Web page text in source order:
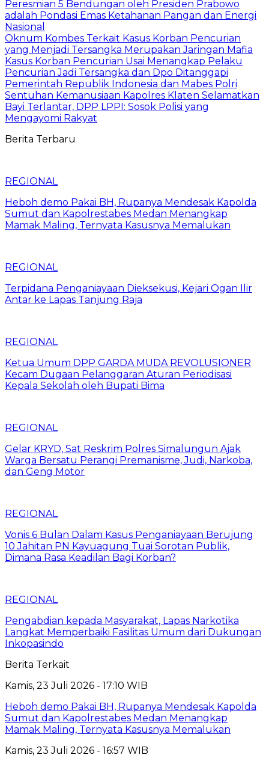
Peresmian 5 Bendungan oleh Presiden Prabowo
adalah Pondasi Emas Ketahanan Pangan dan Energi
Nasional
Oknum Kombes Terkait Kasus Korban Pencurian
yang Menjadi Tersangka Merupakan Jaringan Mafia
Kasus Korban Pencurian Usai Menangkap Pelaku
Pencurian Jadi Tersangka dan Dpo Ditanggapi
Pemerintah Republik Indonesia dan Mabes Polri
Sentuhan Kemanusiaan Kapolres Klaten Selamatkan
Bayi Terlantar, DPP LPPI: Sosok Polisi yang
Mengayomi Rakyat
Berita Terbaru
REGIONAL
Heboh demo Pakai BH, Rupanya Mendesak Kapolda
Sumut dan Kapolrestabes Medan Menangkap
Mamak Maling, Ternyata Kasusnya Memalukan
REGIONAL
Terpidana Penganiayaan Dieksekusi, Kejari Ogan Ilir
Antar ke Lapas Tanjung Raja
REGIONAL
Ketua Umum DPP GARDA MUDA REVOLUSIONER
Kecam Dugaan Pelanggaran Aturan Periodisasi
Kepala Sekolah oleh Bupati Bima
REGIONAL
Gelar KRYD, Sat Reskrim Polres Simalungun Ajak
Warga Bersatu Perangi Premanisme, Judi, Narkoba,
dan Geng Motor
REGIONAL
Vonis 6 Bulan Dalam Kasus Penganiayaan Berujung
10 Jahitan PN Kayuagung Tuai Sorotan Publik,
Dimana Rasa Keadilan Bagi Korban?
REGIONAL
Pengabdian kepada Masyarakat, Lapas Narkotika
Langkat Memperbaiki Fasilitas Umum dari Dukungan
Inkopasindo
Berita Terkait
Kamis, 23 Juli 2026 - 17:10 WIB
Heboh demo Pakai BH, Rupanya Mendesak Kapolda
Sumut dan Kapolrestabes Medan Menangkap
Mamak Maling, Ternyata Kasusnya Memalukan
Kamis, 23 Juli 2026 - 16:57 WIB